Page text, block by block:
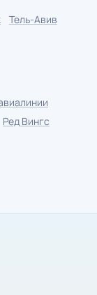
Тель-Авив
Ред Вингс